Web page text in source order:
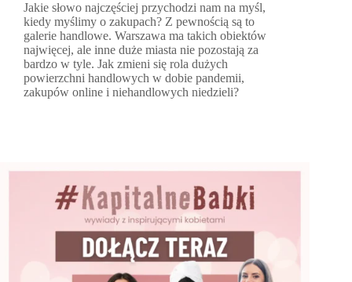
Jakie słowo najczęściej przychodzi nam na myśl,
kiedy myślimy o zakupach? Z pewnością są to
galerie handlowe. Warszawa ma takich obiektów
najwięcej, ale inne duże miasta nie pozostają za
bardzo w tyle. Jak zmieni się rola dużych
powierzchni handlowych w dobie pandemii,
zakupów online i niehandlowych niedzieli?